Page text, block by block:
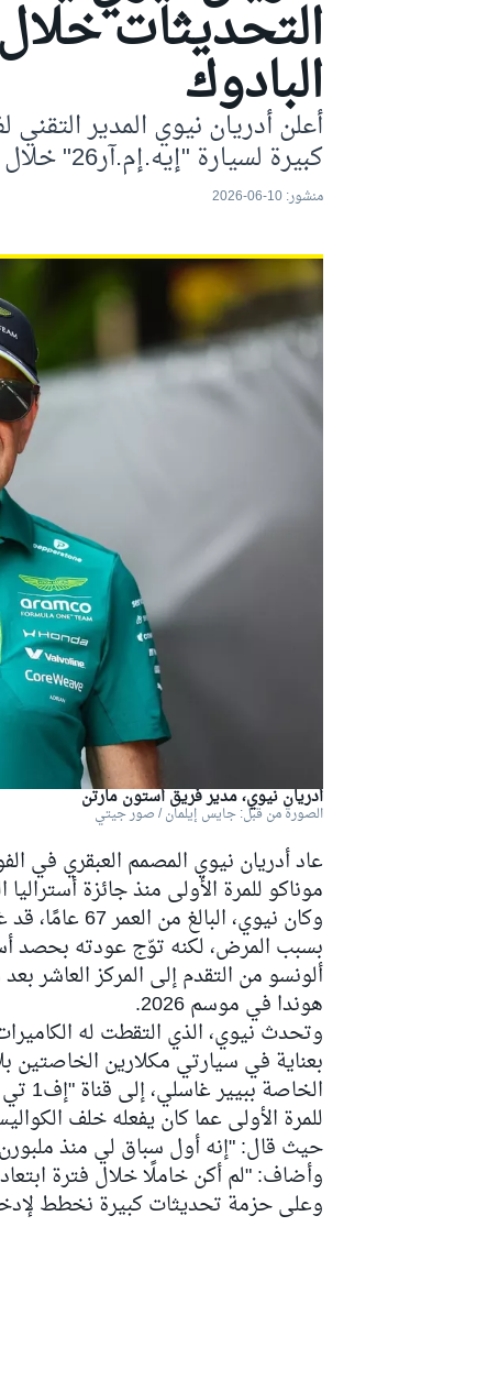
موتو جي بي
فورمولا إي
سباقات التحمّل
التحديثات
البادوك
أعلن أدريان نيوي المدير
كبيرة لسيارة "إيه.إم.آر26" خلال فترة ابتعاده عن حلبة سباقات الفورمولا 1.
منشور:10-06-2026
أدريان نيوي، مدير فريق أستون مارتن
الصورة من قبل: جايس إيلمان / صور جيتي
موناكو للمرة الأولى منذ جائزة
وكان نيوي،
بسبب المرض، لكنه توّج عودته بحصد
ألونسو من التقدم إلى المركز العاشر
هوندا في موسم 2026.
وتحدث نيوي، الذي التقطت له
بعناية في سيارتي مكلارين الخاصتين
للمرة الأولى عما كان يفعله خلف
حيث قال: "إنه أول سباق لي منذ
وأضاف: "لم أكن خاملًا خلال فترة
وعلى حزمة تحديثات كبيرة نخطط